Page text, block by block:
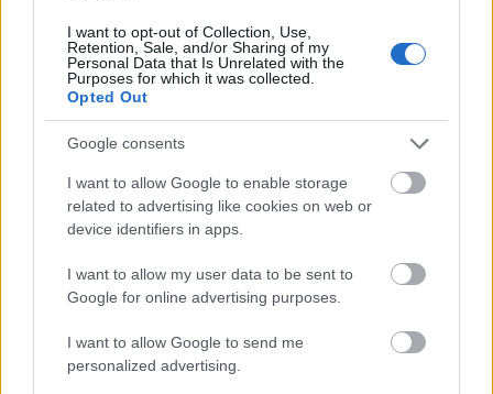
I want to opt-out of Collection, Use,
Retention, Sale, and/or Sharing of my
Personal Data that Is Unrelated with the
Purposes for which it was collected.
Opted Out
Google consents
I want to allow Google to enable storage
related to advertising like cookies on web or
device identifiers in apps.
I want to allow my user data to be sent to
Google for online advertising purposes.
I want to allow Google to send me
personalized advertising.
7 έξυπνα tips για να φτιάξετε γρήγορα τη βαλίτσα
των διακοπών
Η εξωτική παραλία της Πάργας που θα λατρέψετε